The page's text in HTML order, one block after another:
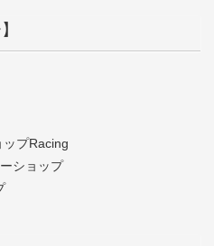
ップRacing
ショップ